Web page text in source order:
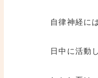
自律神経に
日中に活動